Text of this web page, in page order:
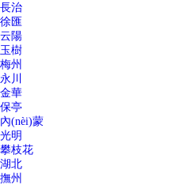
長治
徐匯
云陽
玉樹
梅州
永川
金華
保亭
內(nèi)蒙
光明
攀枝花
湖北
撫州